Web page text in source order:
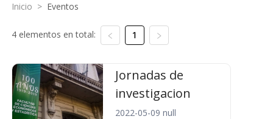
Inicio > Eventos
4 elementos en total: 1
Jornadas de
investigacion
2022-05-09 null